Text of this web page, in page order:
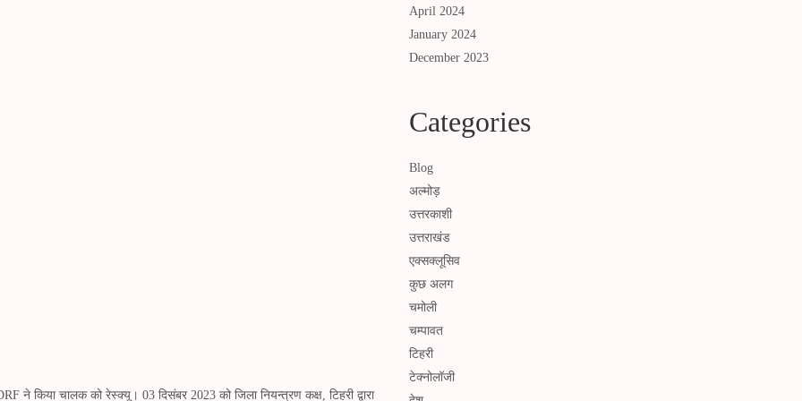
ने किया चालक को रेस्क्यू। 03 दिसंबर 2023 को जिला नियन्त्रण कक्ष, टिहरी द्वारा
April 2024
January 2024
December 2023
Categories
Blog
अल्मोड़
उत्तरकाशी
उत्तराखंड
एक्सक्लूसिव
कुछ अलग
चमोली
चम्पावत
टिहरी
टेक्नोलॉजी